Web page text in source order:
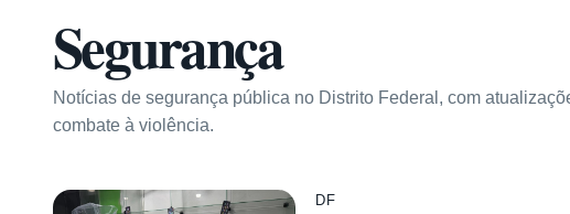
Segurança
Notícias de segurança pública no Distrito Federal, com
combate à violência.
DF